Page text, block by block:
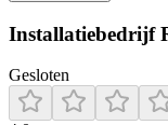
Installatiebedrijf
Gesloten